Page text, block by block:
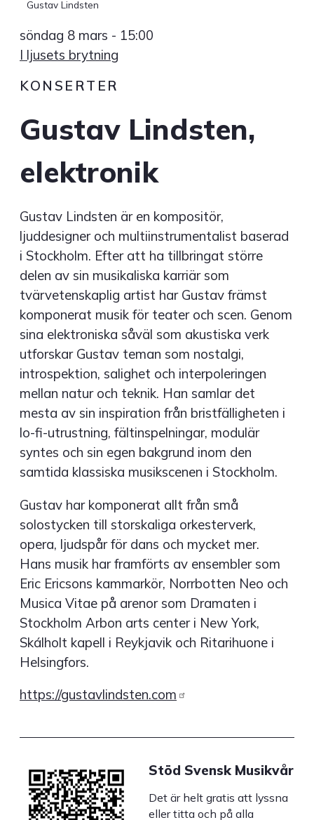
Gustav Lindsten
söndag 8 mars - 15:00
I ljusets brytning
KONSERTER
Gustav Lindsten,
elektronik
Gustav Lindsten är en kompositör,
ljuddesigner och multiinstrumentalist baserad
i Stockholm. Efter att ha tillbringat större
delen av sin musikaliska karriär som
tvärvetenskaplig artist har Gustav främst
komponerat musik för teater och scen. Genom
sina elektroniska såväl som akustiska verk
utforskar Gustav teman som nostalgi,
introspektion, salighet och interpoleringen
mellan natur och teknik. Han samlar det
mesta av sin inspiration från bristfälligheten i
lo-fi-utrustning, fältinspelningar, modulär
syntes och sin egen bakgrund inom den
samtida klassiska musikscenen i Stockholm.
Gustav har komponerat allt från små
solostycken till storskaliga orkesterverk,
opera, ljudspår för dans och mycket mer.
Hans musik har framförts av ensembler som
Eric Ericsons kammarkör, Norrbotten Neo och
Musica Vitae på arenor som Dramaten i
Stockholm Arbon arts center i New York,
Skálholt kapell i Reykjavik och Ritarihuone i
Helsingfors.
https://gustavlindsten.com
Stöd Svensk Musikvår
Det är helt gratis att lyssna
eller titta och på alla